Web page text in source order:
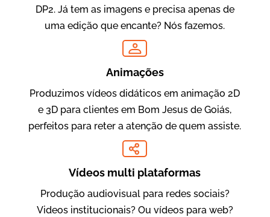
Vídeo Institucional
Amigo Edu
DP2. Já tem as imagens e precisa apenas de
uma edição que encante? Nós fazemos.
Animações
Produzimos vídeos didáticos em animação 2D
e 3D para clientes em Bom Jesus de Goiás,
perfeitos para reter a atenção de quem assiste.
Vídeos multi plataformas
Produção audiovisual para redes sociais?
Videos institucionais? Ou vídeos para web?